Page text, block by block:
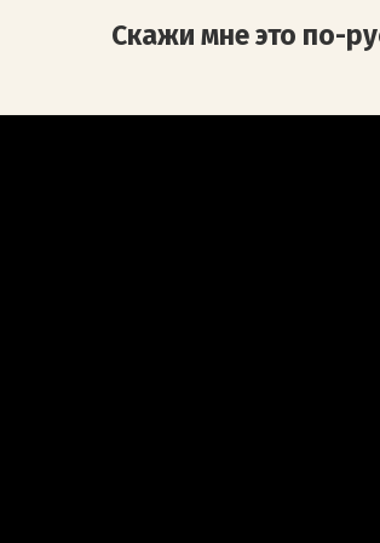
Скажи мне это по-